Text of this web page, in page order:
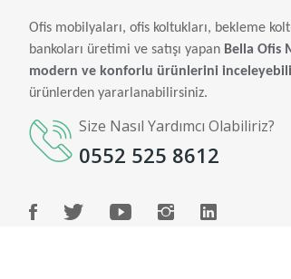
Ofis mobilyaları, ofis koltukları, bekleme
bankoları üretimi ve satışı yapan Bella Ofis
modern ve konforlu ürünlerini
ürünlerden yararlanabilirsiniz.
Size Nasıl Yardımcı Olabiliriz?
0552 525 8612